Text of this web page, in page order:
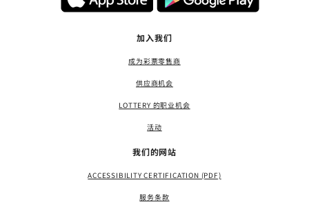
加入我们
成为彩票零售商
供应商机会
LOTTERY 的职业机会
活动
我们的网站
ACCESSIBILITY CERTIFICATION (PDF)
服务条款